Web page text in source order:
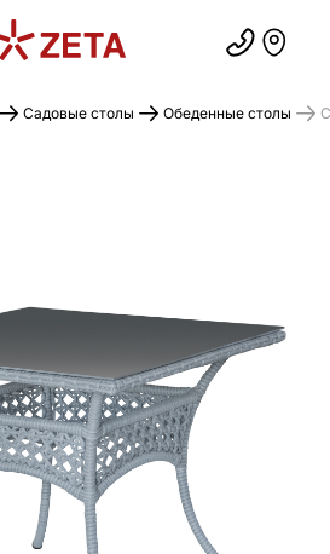
Садовые столы Обеденные столы